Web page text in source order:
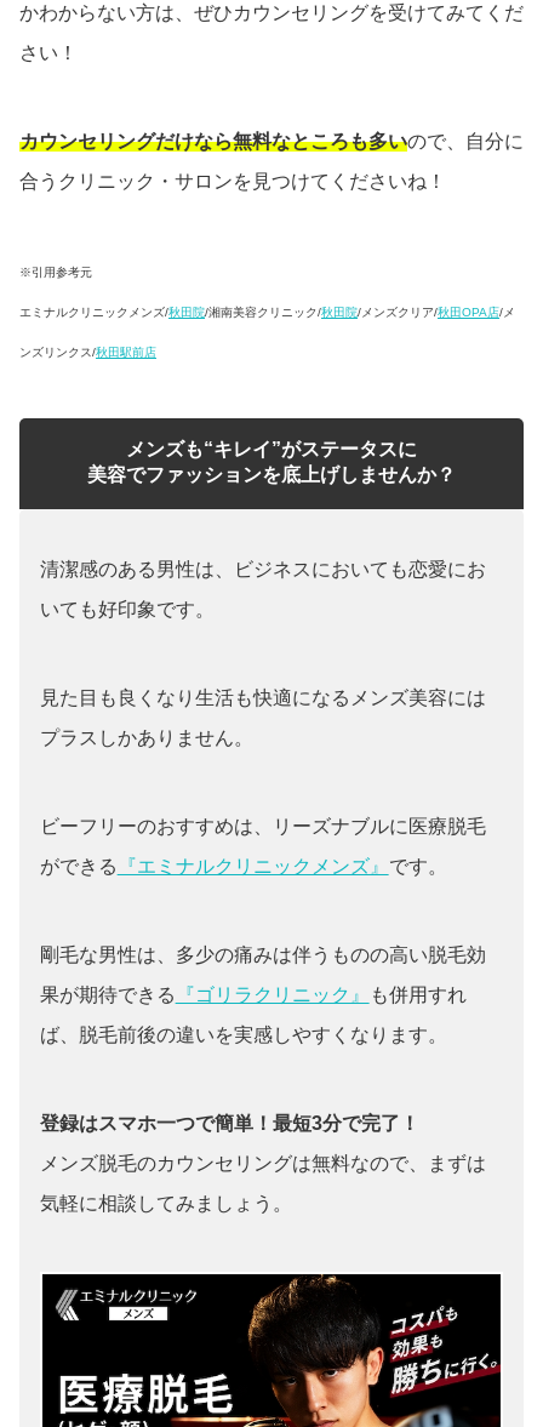
かわからない方は、ぜひカウンセリングを受けてみてくだ
さい！
カウンセリングだけなら無料なところも多いので、自分に
合うクリニック・サロンを見つけてくださいね！
※引用参考元
エミナルクリニックメンズ/秋田院/湘南美容クリニック/秋田院/メンズクリア/秋田OPA店/メ
ンズリンクス/秋田駅前店
メンズも“キレイ”がステータスに
美容でファッションを底上げしませんか？
清潔感のある男性は、ビジネスにおいても恋愛にお
いても好印象です。
見た目も良くなり生活も快適になるメンズ美容には
プラスしかありません。
ビーフリーのおすすめは、リーズナブルに医療脱毛
ができる 『エミナルクリニックメンズ』 です。
剛毛な男性は、多少の痛みは伴うものの高い脱毛効
果が期待できる 『ゴリラクリニック』
も併用すれ
ば、脱毛前後の違いを実感しやすくなります。
登録はスマホ一つで簡単！最短3分で完了！
メンズ脱毛のカウンセリングは無料なので、まずは
気軽に相談してみましょう。